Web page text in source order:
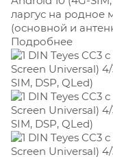
ларгус на родное
(основной и
Подробнее